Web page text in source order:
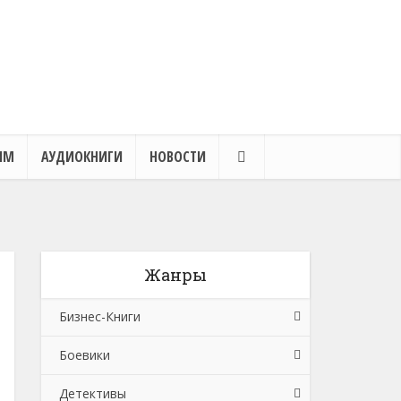
АУДИОКНИГИ НОВОСТИ
Жанры
Бизнес-Книги
Банковское дело
Бухучет, налогообложение, аудит
Боевики
Боевики: Прочее
Детективы